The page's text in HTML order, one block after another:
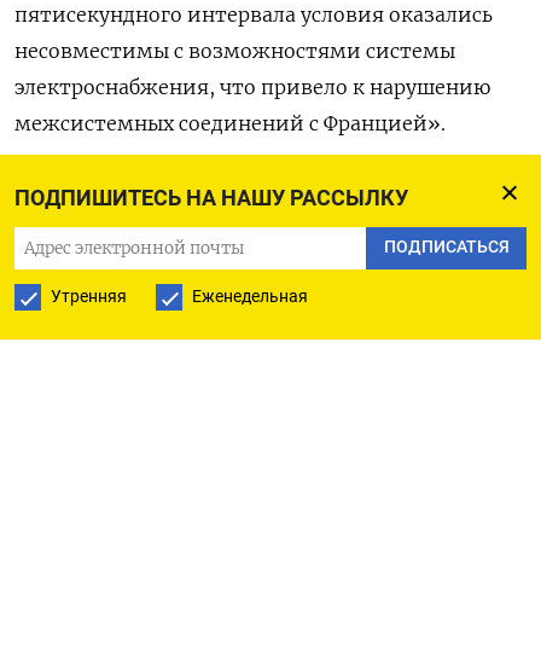
ПОДПИШИТЕСЬ НА НАШУ РАССЫЛКУ
ПОДПИСАТЬСЯ
Утренняя Еженедельная
пятисекундного интервала условия оказались
несовместимы с возможностями системы
электроснабжения, что привело к нарушению
межсистемных соединений с Францией».
На брифинге для прессы глава подразделения
системных операций REE Эдуардо Прието сказал,
что стабильная подача электричества
восстанавливается.